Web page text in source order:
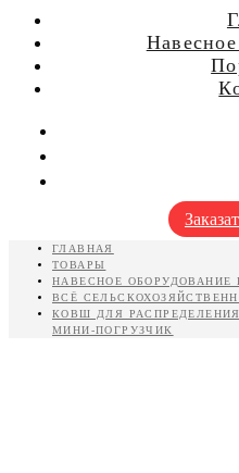
для
для
для
ГЛАВНАЯ
ТОВАРЫ
НАВЕСНОЕ ОБОРУДОВАНИЕ
ВСЁ
КОВШ ДЛЯ
МИНИ-ПОГРУЗЧИК